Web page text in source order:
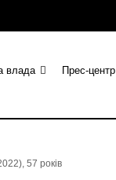
влада Прес-центр
57 років